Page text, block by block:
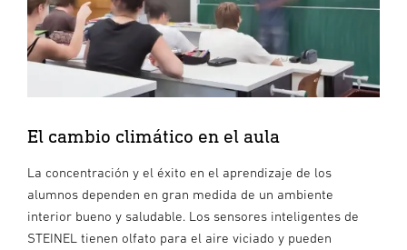
El cambio climático en el aula
La concentración y el éxito en el aprendizaje de los
alumnos dependen en gran medida de un ambiente
interior bueno y saludable. Los sensores inteligentes de
STEINEL tienen olfato para el aire viciado y pueden